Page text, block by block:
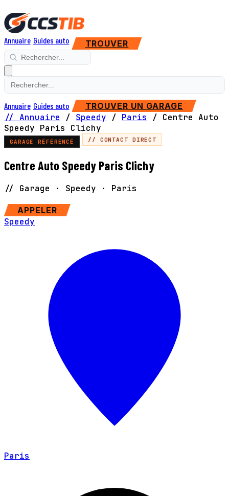
Annuaire Guides auto TROUVER
Annuaire Guides auto TROUVER UN GARAGE
// Annuaire / Speedy / Paris / Centre Auto
Speedy Paris Clichy
GARAGE RÉFÉRENCÉ // CONTACT DIRECT
Centre Auto Speedy Paris Clichy
// Garage · Speedy · Paris
APPELER
Speedy
Paris